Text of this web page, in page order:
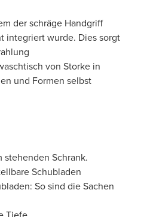
der schräge Handgriff
integriert wurde. Dies sorgt
von Storke in
und Formen selbst
stehenden Schrank.
Schubladen
So sind die Sachen